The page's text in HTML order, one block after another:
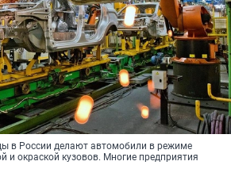
в России делают автомобили в режиме
и окраской кузовов. Многие предприятия